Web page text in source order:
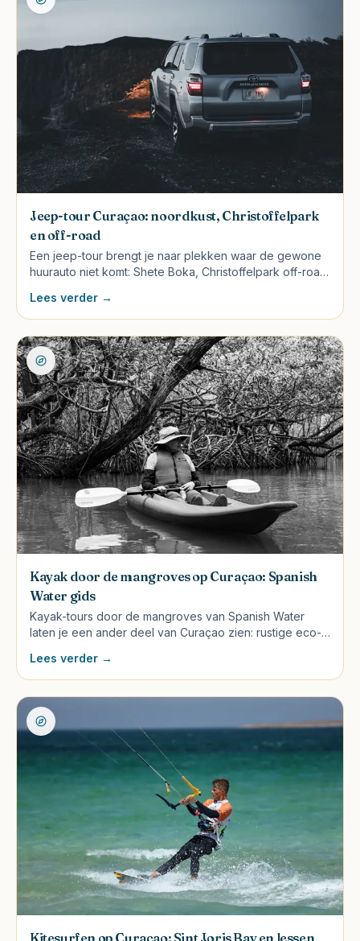
Jeep-tour Curaçao: noordkust, Christoffelpark
en off-road
Een jeep-tour brengt je naar plekken waar de gewone
huurauto niet komt: Shete Boka, Christoffelpark off-road,
aanbieders, welke route, prijzen 2026.
Lees verder →
Kayak door de mangroves op Curaçao: Spanish
Water gids
Kayak-tours door de mangroves van Spanish Water
laten je een ander deel van Curaçao zien: rustige eco-
leeftijden.
Lees verder →